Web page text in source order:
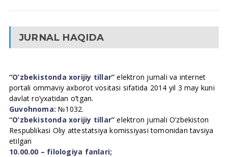
JURNAL HAQIDA
“O’zbekistonda xorijiy tillar” elektron jurnali va internet
portali ommaviy axborot vositasi sifatida 2014 yil 3 may kuni
davlat ro’yxatidan o’tgan.
Guvohnoma: №1032.
“O’zbekistonda xorijiy tillar” elektron jurnali O’zbekiston
Respublikasi Oliy attestatsiya komissiyasi tomonidan tavsiya
etilgan
10.00.00 – filologiya fanlari;